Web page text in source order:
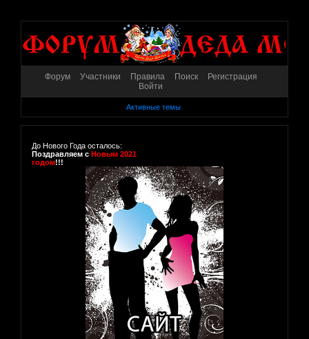
Форум Участники Правила Поиск
Регистрация
Войти
Активные темы
До Нового Года осталось:
Поздравляем с Новым 2021
годом!!!